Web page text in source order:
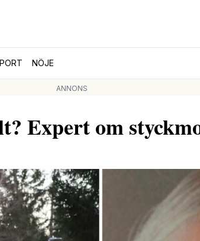
NÖJE
ANNONS
Expert om